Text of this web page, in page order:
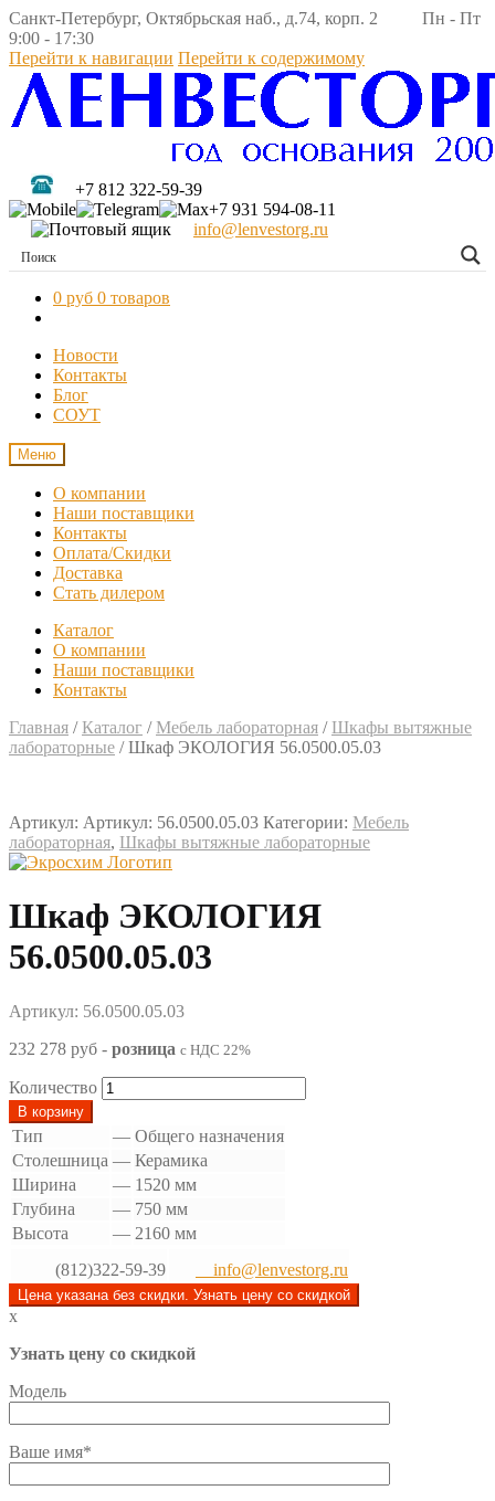
Санкт-Петербург, Октябрьская наб., д.74, корп. 2 Пн - Пт
9:00 - 17:30
Перейти к навигации Перейти к содержимому
+7 812 322-59-39
+7 931 594-08-11
info@lenvestorg.ru
0 руб 0 товаров
Новости
Контакты
Блог
СОУТ
Меню
О компании
Наши поставщики
Контакты
Оплата/Скидки
Доставка
Стать дилером
Каталог
О компании
Наши поставщики
Контакты
Главная / Каталог / Мебель лабораторная / Шкафы вытяжные
лабораторные /Шкаф ЭКОЛОГИЯ 56.0500.05.03
Артикул: Артикул: 56.0500.05.03 Категории: Мебель
лабораторная, Шкафы вытяжные лабораторные
Шкаф ЭКОЛОГИЯ
56.0500.05.03
Артикул: 56.0500.05.03
232 278 руб - розница с НДС 22%
Количество
В корзину
Тип — Общего назначения
Столешница — Керамика
Ширина
— 1520 мм
Глубина
— 750 мм
Высота
— 2160 мм
(812)322-59-39
info@lenvestorg.ru
Цена указана без скидки. Узнать цену со скидкой
x
Узнать цену со скидкой
Модель
Ваше имя*